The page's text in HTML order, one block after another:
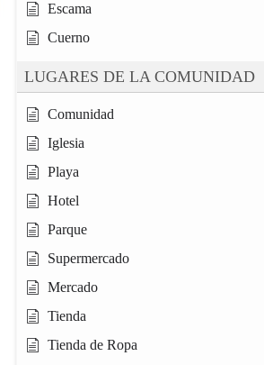
Escama
Cuerno
LUGARES DE LA COMUNIDAD
Comunidad
Iglesia
Playa
Hotel
Parque
Supermercado
Mercado
Tienda
Tienda de Ropa